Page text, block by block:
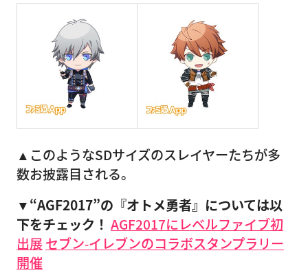
▲このようなSDサイズのスレイヤーたちが多
数お披露目される。
▼“AGF2017”の『オトメ勇者』については以
下をチェック！ AGF2017にレベルファイブ初
出展セブン‐イレブンのコラボスタンプラリー
開催